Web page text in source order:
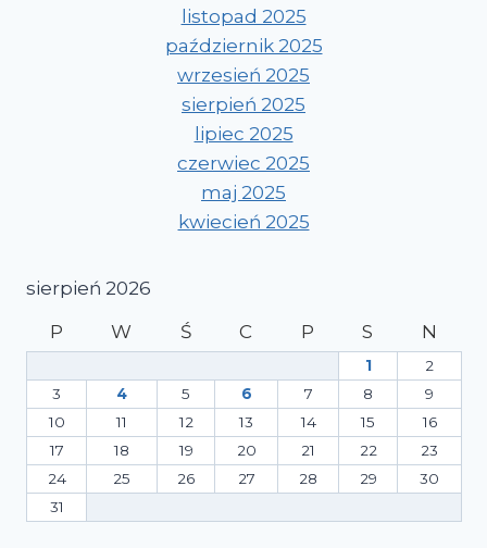
listopad 2025
październik 2025
wrzesień 2025
sierpień 2025
lipiec 2025
czerwiec 2025
maj 2025
kwiecień 2025
sierpień 2026
P
W Ś C P S N
1
2
3
4 5 6 7 8
9
10
11 12 13 14 15
16
17
18 19 20 21 22
23
24
25 26 27 28 29
30
31